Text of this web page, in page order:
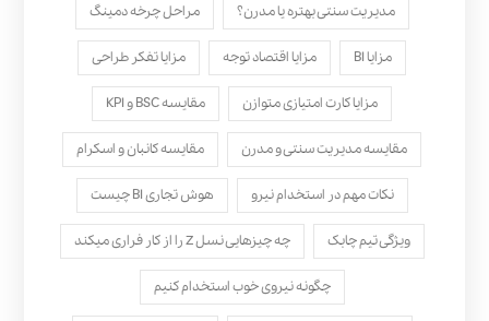
مدیریت سنتی بهتره یا مدرن؟ مراحل چرخه دمینگ
مزایا BI مزایا اقتصاد توجه مزایا تفکر طراحی
مزایا کارت امتیازی متوازن مقایسه BSC و KPI
مقایسه مدیریت سنتی و مدرن مقایسه کانبان و اسکرام
نکات مهم در استخدام نیرو هوش تجاری BI چیست
ویژگی تیم چابک چه چیزهایی نسل Z را از کار فراری میکند
چگونه نیروی خوب استخدام کنیم